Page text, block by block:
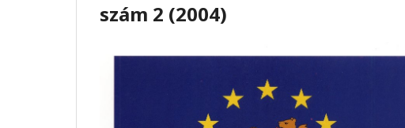
szám 2 (2004)